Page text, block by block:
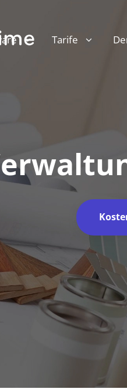
Tarife